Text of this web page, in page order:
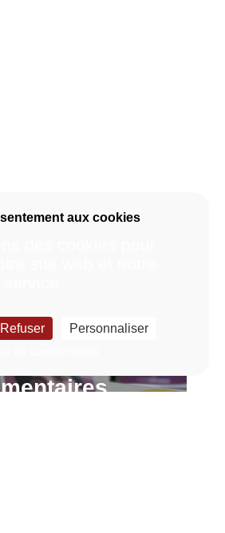
Refuser Personnaliser